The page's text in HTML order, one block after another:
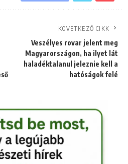
KÖVETKEZŐ CIKK
Veszélyes rovar jelent meg
Magyarországon, ha ilyet lát
haladéktalanul jeleznie kell a
hatóságok felé